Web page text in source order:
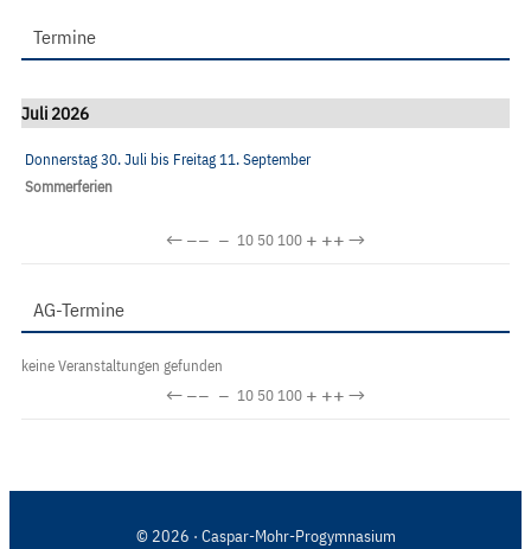
Termine
Juli 2026
Donnerstag 30. Juli bis Freitag 11. September
Sommerferien
←−− − 10 50100 + ++→
AG-Termine
keine Veranstaltungen gefunden
←−− − 10 50100 + ++→
© 2026 · Caspar-Mohr-Progymnasium